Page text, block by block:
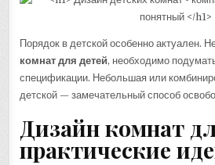
Порядок в детской особенно актуален.
комнат для детей, необходимо
спецификации. Небольшая или
детской — замечательный способ
Дизайн комнат
практические